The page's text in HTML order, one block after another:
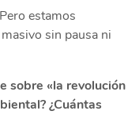
estamos
sin pausa ni
sobre «la revolución
¿Cuántas